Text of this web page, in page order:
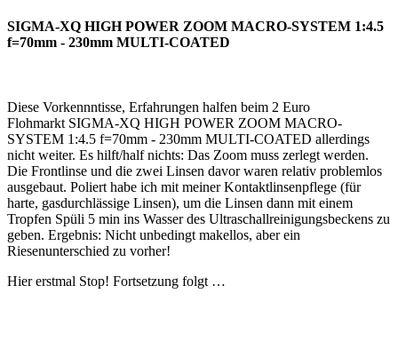
SIGMA-XQ HIGH POWER ZOOM MACRO-SYSTEM 1:4.5
f=70mm - 230mm MULTI-COATED
Diese Vorkennntisse, Erfahrungen halfen beim 2 Euro
Flohmarkt SIGMA-XQ HIGH POWER ZOOM MACRO-
SYSTEM 1:4.5 f=70mm - 230mm MULTI-COATED allerdings
nicht weiter. Es hilft/half nichts: Das Zoom muss zerlegt werden.
Die Frontlinse und die zwei Linsen davor waren relativ problemlos
ausgebaut. Poliert habe ich mit meiner Kontaktlinsenpflege (für
harte, gasdurchlässige Linsen), um die Linsen dann mit einem
Tropfen Spüli 5 min ins Wasser des Ultraschallreinigungsbeckens zu
geben. Ergebnis: Nicht unbedingt makellos, aber ein
Riesenunterschied zu vorher!
Hier erstmal Stop! Fortsetzung folgt …